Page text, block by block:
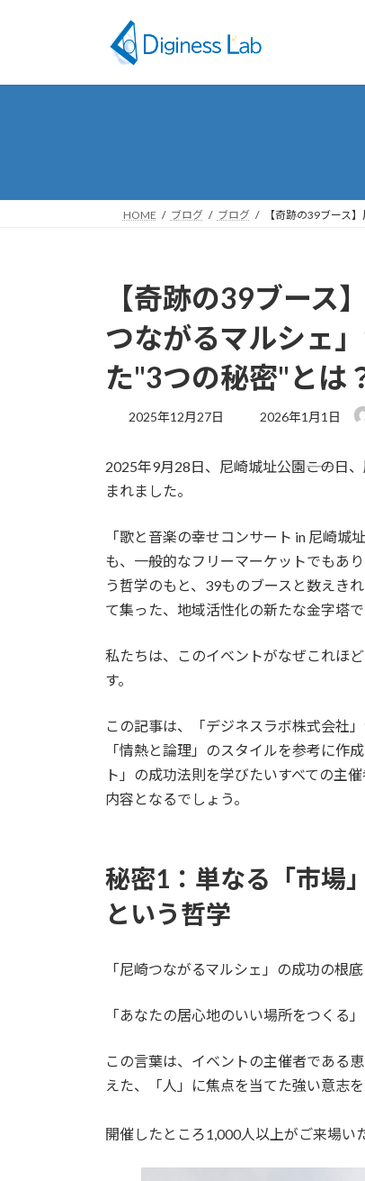
プ
動
HOME ブログ ブログ 【奇跡の39ブース
【奇跡の39ブース
つながるマルシェ
た"3つの秘密"とは
2025年12月27日
最
新
2026年1月1日
2025年9月28日、尼崎城址公園――この
まれました。
「歌と音楽の幸せコンサート in 尼崎
も、一般的なフリーマーケットでもあ
う哲学のもと、39ものブースと数えき
て集った、地域活性化の新たな金字塔で
私たちは、このイベントがなぜこれほ
す。
この記事は、「デジネスラボ株式会社
「情熱と論理」のスタイルを参考に作
ト」の成功法則を学びたいすべての主
内容となるでしょう。
秘密1：単なる「市場
という哲学
「尼崎つながるマルシェ」の成功の根
「あなたの居心地のいい場所をつくる」
この言葉は、イベントの主催者である
えた、「人」に焦点を当てた強い意志を
開催したところ1,000人以上がご来場い